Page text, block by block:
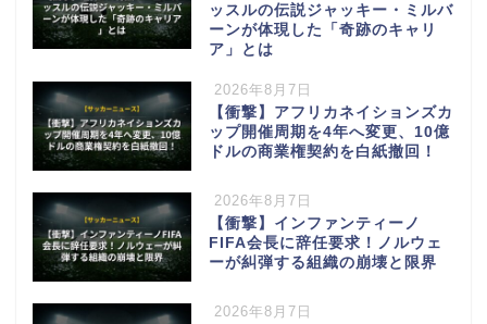
ッスルの伝説ジャッキー・ミルバ
ーンが体現した「奇跡のキャリ
ア」とは
2026年8月7日
【衝撃】アフリカネイションズカ
ップ開催周期を4年へ変更、10億
ドルの商業権契約を白紙撤回！
2026年8月7日
【衝撃】インファンティーノ
FIFA会長に辞任要求！ノルウェ
ーが糾弾する組織の崩壊と限界
2026年8月7日